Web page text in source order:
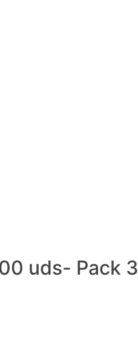
uds- Pack 3